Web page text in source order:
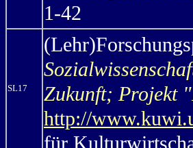
1-42
SL17
Zukunft; Projekt
http://
für